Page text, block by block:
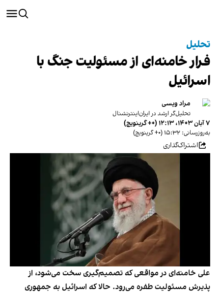
تحلیل
فرار خامنه‌ای از مسئولیت جنگ با
اسرائیل
مراد ویسی
تحلیل‌گر ارشد در ایران‌اینترنشنال
۷ آبان ۱۴۰۳، ۱۲:۱۳ (‎+۰ گرینویچ)
به‌روزرسانی: ۱۵:۳۲ (‎+۰ گرینویچ)
اشتراک‌گذاری
علی خامنه‌ای در مواقعی که تصمیم‌گیری سخت می‌شود، از
پذیرش مسئولیت طفره می‌رود. حالا که اسرائیل به جمهوری